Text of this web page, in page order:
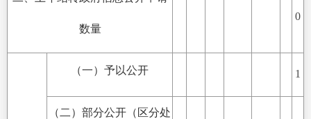
数量
0
（一）予以公开 1
（二）部分公开（区分处